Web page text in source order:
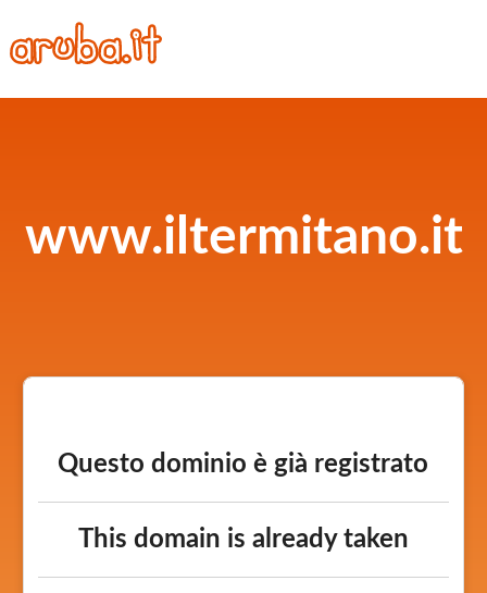
www.iltermitano.it
Questo dominio è già registrato
This domain is already taken